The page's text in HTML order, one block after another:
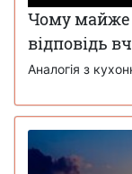
Чому майже
відповідь
Аналогія з